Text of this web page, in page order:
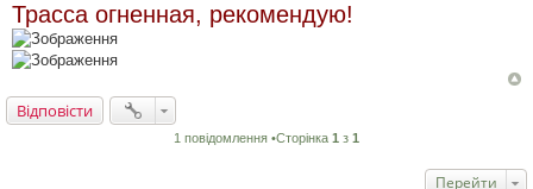
Трасса огненная, рекомендую!
Відповісти
1 повідомлення •Сторінка 1 з 1
Перейти